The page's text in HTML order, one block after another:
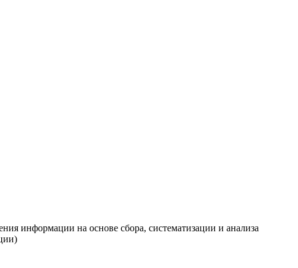
информации на основе сбора, систематизации и анализа